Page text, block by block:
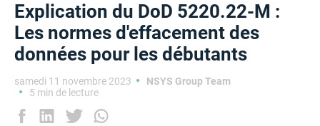
Explication du DoD 5220.22-M :
Les normes d'effacement des
données pour les débutants
samedi 11 novembre 2023
NSYS Group Team
5 min de lecture